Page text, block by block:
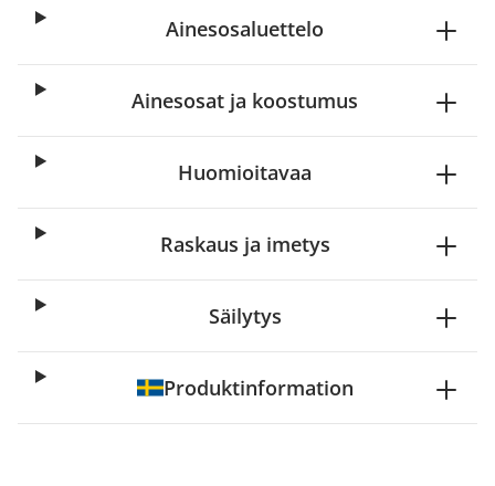
Ainesosaluettelo
Ainesosat ja koostumus
Huomioitavaa
Raskaus ja imetys
Säilytys
Produktinformation